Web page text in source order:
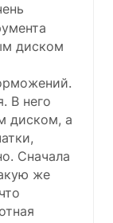
диском
В него
диском, а
Сначала
же